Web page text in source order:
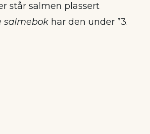
står salmen plassert
salmebok har den under ”3.